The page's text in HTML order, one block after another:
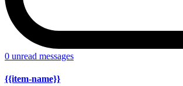
0 unread messages
{{item-name}}